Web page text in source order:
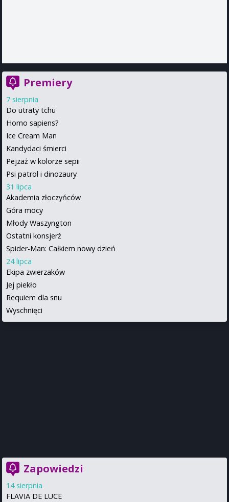
Premiery
7 sierpnia
Do utraty tchu
Homo sapiens?
Ice Cream Man
Kandydaci śmierci
Pejzaż w kolorze sepii
Psi patrol i dinozaury
31 lipca
Akademia złoczyńców
Góra mocy
Młody Waszyngton
Ostatni konsjerż
Spider-Man: Całkiem nowy dzień
24 lipca
Ekipa zwierzaków
Jej piekło
Requiem dla snu
Wyschnięci
Zapowiedzi
14 sierpnia
FLAVIA DE LUCE